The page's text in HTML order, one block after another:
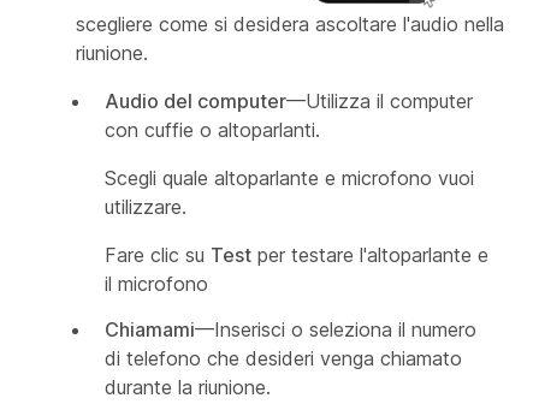
scegliere come si desidera ascoltare l'audio nella
riunione.
Audio del computer—Utilizza il computer
con cuffie o altoparlanti.
Scegli quale altoparlante e microfono vuoi
utilizzare.
Fare clic su Test per testare l'altoparlante e
il microfono
Chiamami—Inserisci o seleziona il numero
di telefono che desideri venga chiamato
durante la riunione.